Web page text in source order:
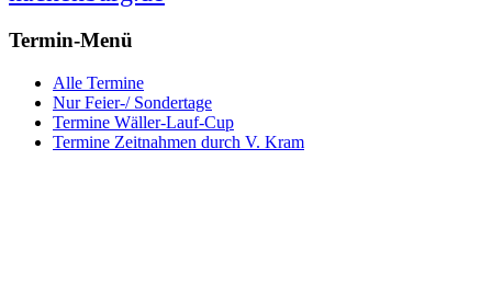
Termin-Menü
Alle Termine
Nur Feier-/ Sondertage
Termine Wäller-Lauf-Cup
Termine Zeitnahmen durch V. Kram